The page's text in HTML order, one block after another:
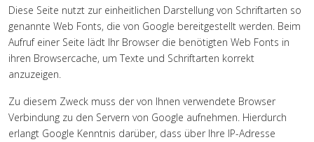
Diese Seite nutzt zur einheitlichen Darstellung von Schriftarten so
genannte Web Fonts, die von Google bereitgestellt werden. Beim
Aufruf einer Seite lädt Ihr Browser die benötigten Web Fonts in
ihren Browsercache, um Texte und Schriftarten korrekt
anzuzeigen.
Zu diesem Zweck muss der von Ihnen verwendete Browser
Verbindung zu den Servern von Google aufnehmen. Hierdurch
erlangt Google Kenntnis darüber, dass über Ihre IP-Adresse